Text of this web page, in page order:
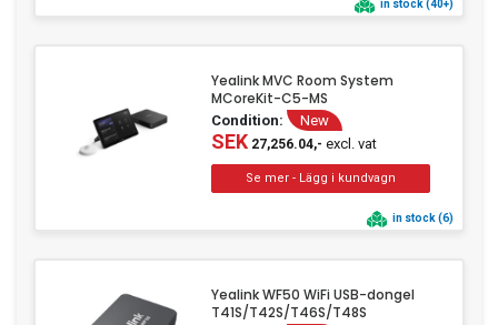
in stock (40+)
Yealink MVC Room System
MCoreKit-C5-MS
Condition: New
SEK27,256.04,- excl. vat
in stock (6)
Yealink WF50 WiFi USB-dongel
T41S/T42S/T46S/T48S